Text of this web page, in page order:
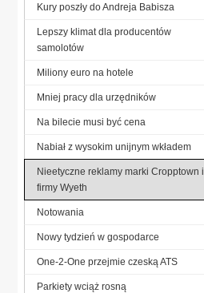
Kury poszły do Andreja Babisza
Lepszy klimat dla producentów
samolotów
Miliony euro na hotele
Mniej pracy dla urzędników
Na bilecie musi być cena
Nabiał z wysokim unijnym wkładem
Nieetyczne reklamy marki Cropptown i
firmy Wyeth
Notowania
Nowy tydzień w gospodarce
One-2-One przejmie czeską ATS
Parkiety wciąż rosną